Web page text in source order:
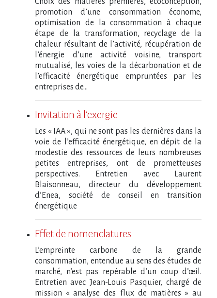
promotion d’une consommation économe,
optimisation de la consommation à chaque
étape de la transformation, recyclage de la
chaleur résultant de l’activité, récupération de
l’énergie d’une activité voisine, transport
mutualisé, les voies de la décarbonation et de
l’efficacité énergétique empruntées par les
entreprises de...
Invitation à l’exergie
Les « IAA », qui ne sont pas les dernières dans la
voie de l’efficacité énergétique, en dépit de la
modestie des ressources de leurs nombreuses
petites entreprises, ont de prometteuses
perspectives. Entretien avec Laurent
Blaisonneau, directeur du développement
d’Enea, société de conseil en transition
énergétique
Effet de nomenclatures
L’empreinte carbone de la grande
consommation, entendue au sens des études de
marché, n’est pas repérable d’un coup d’œil.
Entretien avec Jean-Louis Pasquier, chargé de
mission « analyse des flux de matières » au